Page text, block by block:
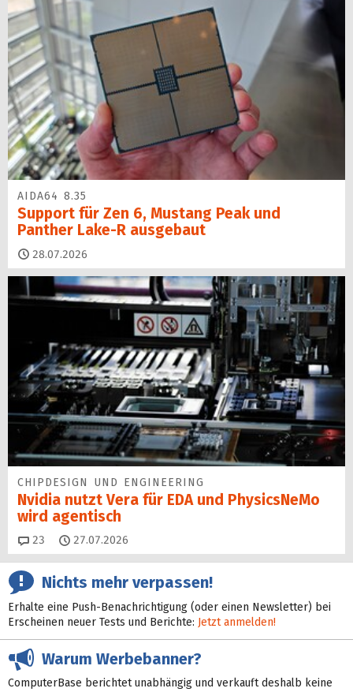
AIDA64 8.35
Support für Zen 6, Mustang Peak und
Panther Lake-R ausgebaut
28.07.2026
CHIPDESIGN UND ENGINEERING
Nvidia nutzt Vera für EDA und PhysicsNeMo
wird agentisch
23 Kommentare
27.07.2026
Nichts mehr verpassen!
Erhalte eine Push-Benachrichtigung (oder einen Newsletter) bei
Erscheinen neuer Tests und Berichte: Jetzt anmelden!
Warum Werbebanner?
ComputerBase berichtet unabhängig und verkauft deshalb keine